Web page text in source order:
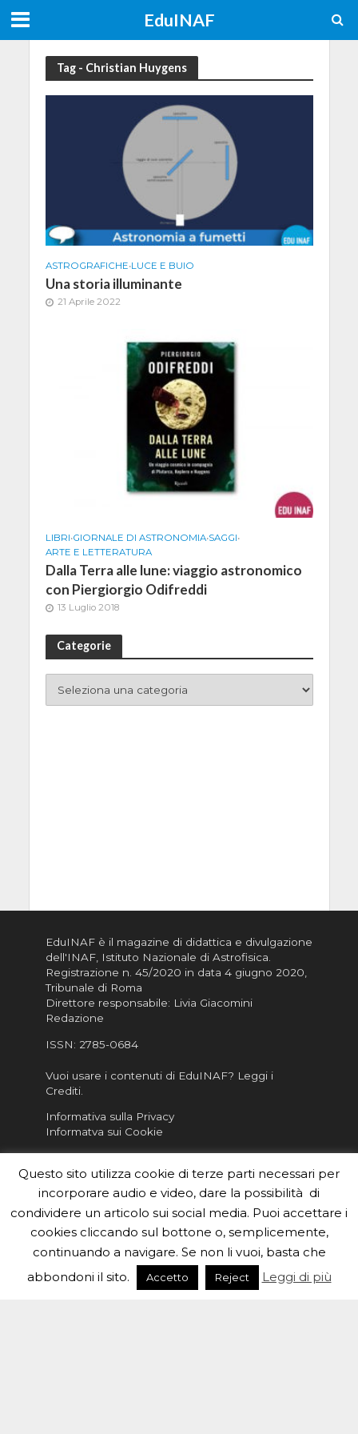
EduINAF
Tag - Christian Huygens
ASTROGRAFICHE•LUCE E BUIO
Una storia illuminante
21 Aprile 2022
LIBRI•GIORNALE DI ASTRONOMIA•SAGGI•
ARTE E LETTERATURA
Dalla Terra alle lune: viaggio astronomico
con Piergiorgio Odifreddi
13 Luglio 2018
Categorie
EduINAF è il magazine di didattica e divulgazione
dell'INAF, Istituto Nazionale di Astrofisica
Registrazione n. 45/2020 in data 4 giugno 2020,
Tribunale di Roma
Direttore responsabile: Livia Giacomini
Redazione
ISSN: 2785-0684
Vuoi usare i contenuti di EduINAF? Leggi i
Crediti.
Informativa sulla Privacy
Informatva sui Cookie
inviarci le tue foto o i tuoi contributi, scrivici a
redazione.edu [chiocciola] inaf.it oppurecompila
il form
Sei un insegnante? Scarica la nostrabrochure da
distribuire nella tua scuola e…
Questo sito utilizza cookie di terze parti necessari per
incorporare audio e video, dare la possibilità di
condividere un articolo sui social media. Puoi accettare i
cookies cliccando sul bottone o, semplicemente,
continuando a navigare. Se non li vuoi, basta che
abbondoni il sito.
Accetto Reject Leggi di più